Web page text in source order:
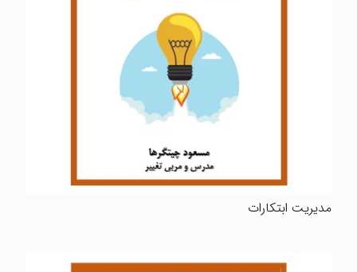
مدیریت ابتکارات